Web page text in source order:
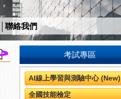
聯絡我們
考試專區
AI線上學習與測驗中心 (New)
全國技能檢定